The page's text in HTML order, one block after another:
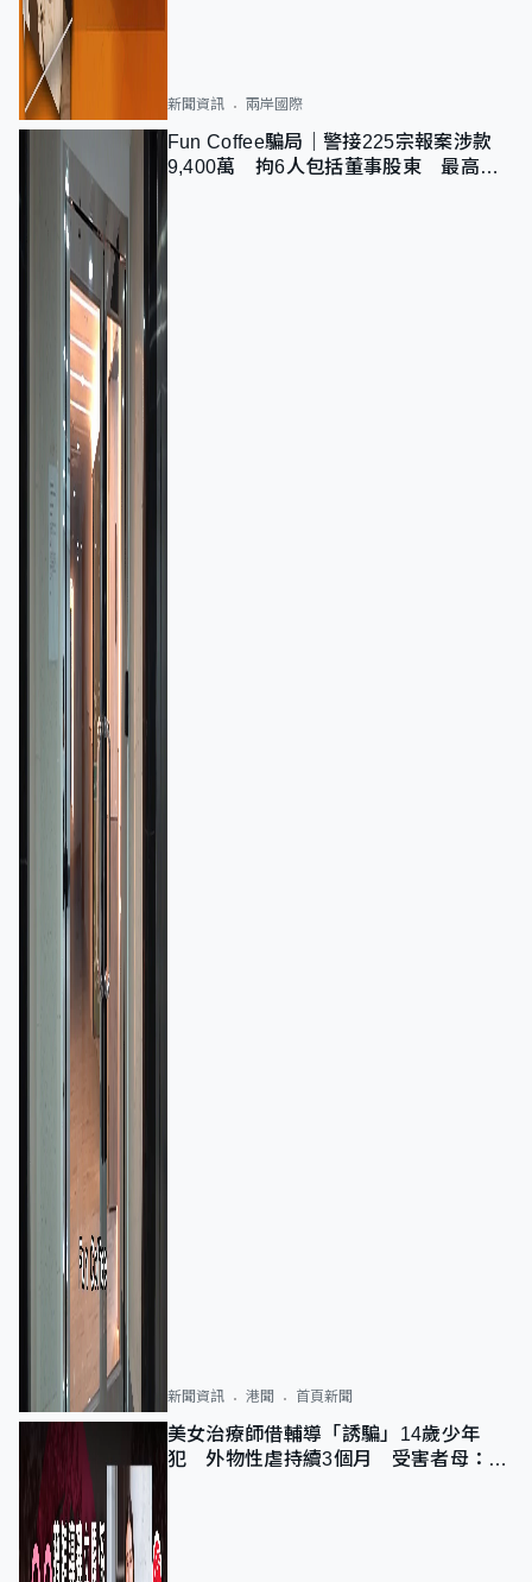
新聞資訊 兩岸國際
Fun Coffee騙局｜警接225宗報案涉款
9,400萬 拘6人包括董事股東 最高金
新聞資訊 港聞 首頁新聞
美女治療師借輔導「誘騙」14歲少年
犯 外物性虐持續3個月 受害者母：要